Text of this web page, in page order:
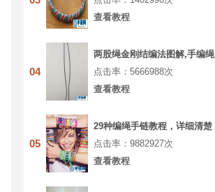
查看教程
04
两股绳金刚结编法图解,手编绳
收尾结怎么打结
点击率：5666988次
查看教程
05
29种编绳手链教程，详细清楚
热门款式的图解
点击率：9882927次
查看教程